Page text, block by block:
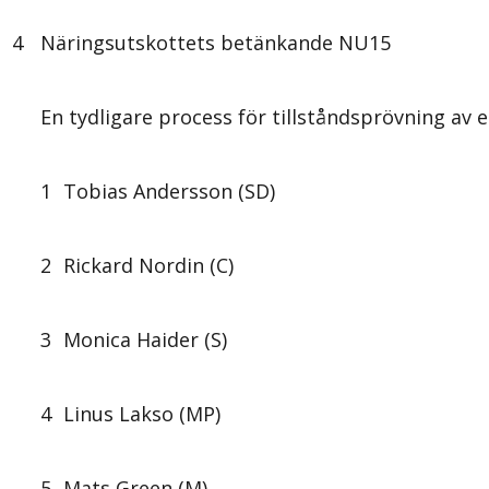
4 Näringsutskottets betänkande NU15
En tydligare process för tillståndsprövning av
1 Tobias Andersson (SD)
2 Rickard Nordin (C)
3 Monica Haider (S)
4 Linus Lakso (MP)